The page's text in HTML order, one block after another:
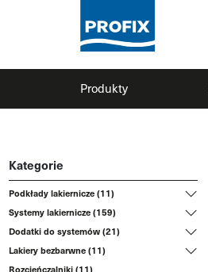
Produkty
Kategorie
Podkłady lakiernicze (11)
Systemy lakiernicze (159)
Dodatki do systemów (21)
Lakiery bezbarwne (11)
Rozcieńczalniki (11)